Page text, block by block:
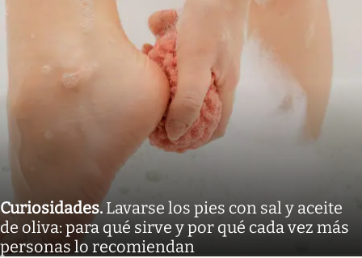
Curiosidades. Lavarse los pies con sal y aceite
de oliva: para qué sirve y por qué cada vez más
personas lo recomiendan